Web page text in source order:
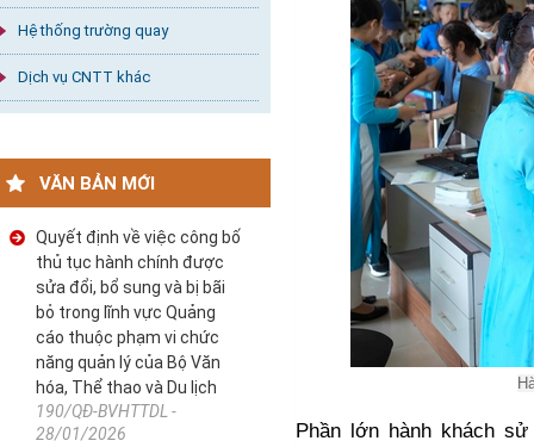
Hệ thống trường quay
Dịch vụ CNTT khác
VĂN BẢN MỚI
Quyết định về việc công bố
thủ tục hành chính được
sửa đổi, bổ sung và bị bãi
bỏ trong lĩnh vực Quảng
cáo thuộc phạm vi chức
năng quản lý của Bộ Văn
hóa, Thể thao và Du lịch
190/QĐ-BVHTTDL -
28/01/2026
Phần lớn hành khách